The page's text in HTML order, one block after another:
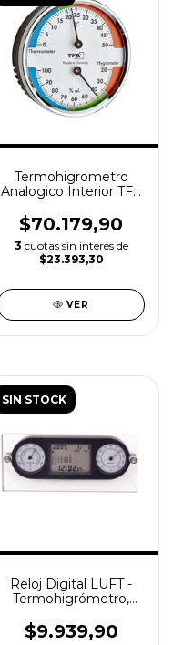
Termohigrometro
Analogico Interior TFA
Humedad
$70.179,90
3 cuotas sin interés de
$23.393,30
VER
SIN STOCK
Reloj Digital LUFT -
Termohigrómetro,
$9.939,90